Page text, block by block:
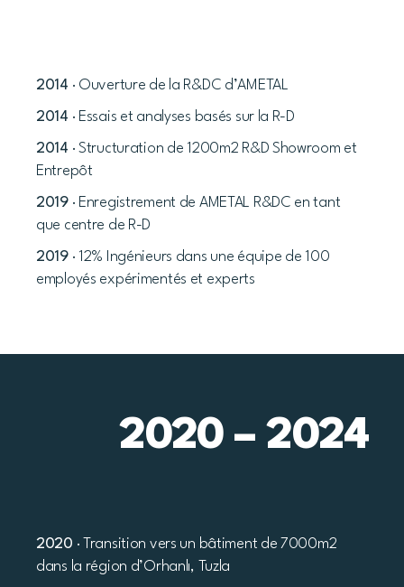
2014 · Ouverture de la R&DC d’AMETAL
2014 · Essais et analyses basés sur la R-D
2014 · Structuration de 1200m2 R&D Showroom et
Entrepôt
2019· Enregistrement de AMETAL R&DC en tant
que centre de R-D
2019· 12% Ingénieurs dans une équipe de 100
employés expérimentés et experts
2020 – 2024
2020 · Transition vers un bâtiment de 7000m2
dans la région d’Orhanlı, Tuzla